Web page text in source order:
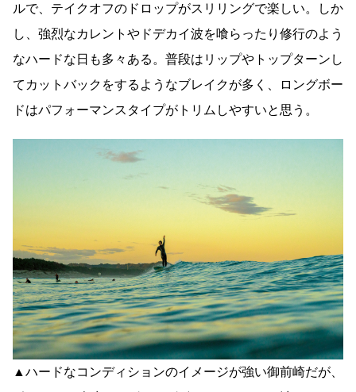
ルで、テイクオフのドロップがスリリングで楽しい。しか
し、強烈なカレントやドデカイ波を喰らったり修行のよう
なハードな日も多々ある。普段はリップやトップターンし
てカットバックをするようなブレイクが多く、ロングボー
ドはパフォーマンスタイプがトリムしやすいと思う。
▲ハードなコンディションのイメージが強い御前崎だが、